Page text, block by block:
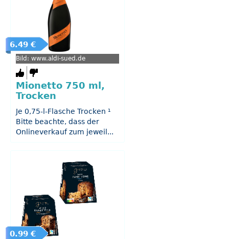
6.49 €
Bild: www.aldi-sued.de
Mionetto 750 ml,
Trocken
Je 0,75-l-Flasche Trocken ¹
Bitte beachte, dass der
Onlineverkauf zum jeweil...
0.99 €